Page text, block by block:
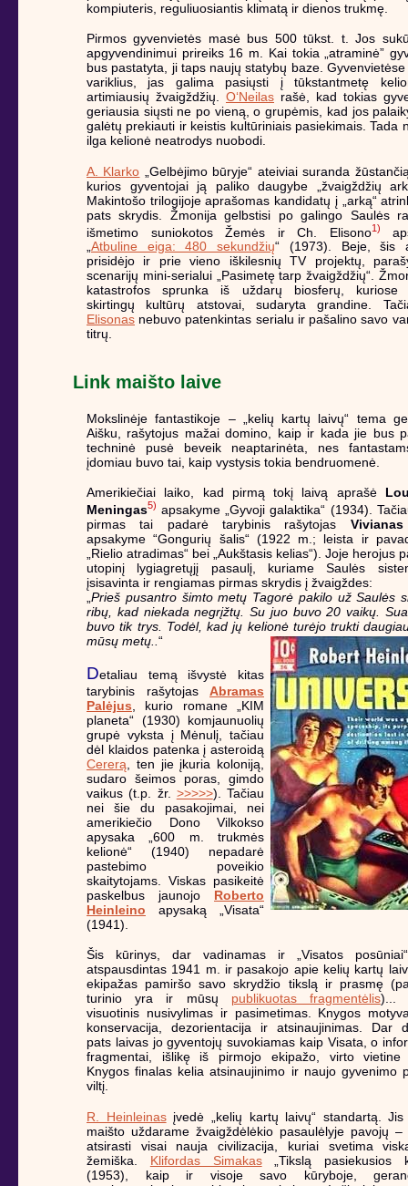
kompiuteris, reguliuosiantis klimatą ir dienos trukmę.
Pirmos gyvenvietės masė bus 500 tūkst. t. Jos
apgyvendinimui prireiks 16 m. Kai tokia „atraminė”
bus pastatyta, ji taps naujų statybų baze.
variklius, jas galima pasiųsti į tūkstantmetę
artimiausių žvaigždžių. O‘Neilas rašė, kad tokias
geriausia siųsti ne po vieną, o grupėmis, kad jos
galėtų prekiauti ir keistis kultūriniais pasiekimais. Tada
ilga kelionė neatrodys nuobodi.
A. Klarko „Gelbėjimo būryje“ ateiviai suranda
kurios gyventojai ją paliko daugybe „žvaigždžių
Makintošo trilogijoje aprašomas kandidatų į „arką“
pats skrydis. Žmonija gelbstisi po galingo Saulės
išmetimo suniokotos Žemės ir Ch. Elisono1)
„Atbuline eiga: 480 sekundžių“ (1973). Beje, šis
prisidėjo ir prie vieno iškilesnių TV projektų,
scenarijų mini-serialui „Pasimetę tarp žvaigždžių“.
katastrofos sprunka iš uždarų biosferų, kuriose
skirtingų kultūrų atstovai, sudaryta grandine.
Elisonas nebuvo patenkintas serialu ir pašalino savo
titrų.
Link maišto laive
Mokslinėje fantastikoje – „kelių kartų laivų“ tema
Aišku, rašytojus mažai domino, kaip ir kada jie bus
techninė pusė beveik neaptarinėta, nes
įdomiau buvo tai, kaip vystysis tokia bendruomenė.
Amerikiečiai laiko, kad pirmą tokį laivą aprašė
Meningas5) apsakyme „Gyvoji galaktika“ (1934).
pirmas tai padarė tarybinis rašytojas
apsakyme “Gongurių šalis“ (1922 m.; leista ir
„Rielio atradimas“ bei „Aukštasis kelias“). Joje herojus
utopinį lygiagretųjį pasaulį, kuriame Saulės
įsisavinta ir rengiamas pirmas skrydis į žvaigždes:
Prieš pusantro šimto metų Tagorė pakilo už Saulės
ribų, kad niekada negrįžtų. Su juo buvo 20 vaikų.
buvo tik trys. Todėl, kad jų kelionė turėjo trukti
mūsų metų.. “
Detaliau temą išvystė kitas
tarybinis rašytojas Abramas
Palėjus , kurio romane „KIM
planeta“ (1930) komjaunuolių
grupė vyksta į Mėnulį, tačiau
dėl klaidos patenka į asteroidą
Cererą , ten jie įkuria koloniją,
sudaro šeimos poras, gimdo
vaikus (t.p. žr. >>>>>). Tačiau
nei šie du pasakojimai, nei
amerikiečio Dono Vilkokso
apysaka „600 m. trukmės
kelionė“ (1940) nepadarė
pastebimo poveikio
skaitytojams. Viskas pasikeitė
paskelbus jaunojo Roberto
Heinleino apysaką „Visata“
(1941).
Šis kūrinys, dar vadinamas ir „Visatos
atspausdintas 1941 m. ir pasakojo apie kelių kartų
ekipažas pamiršo savo skrydžio tikslą ir prasmę
turinio yra ir mūsų publikuotas fragmentėlis)...
visuotinis nusivylimas ir pasimetimas. Knygos
konservacija, dezorientacija ir atsinaujinimas. Dar
pats laivas jo gyventojų suvokiamas kaip Visata, o
fragmentai, išlikę iš pirmojo ekipažo, virto vietine
Knygos finalas kelia atsinaujinimo ir naujo gyvenimo
viltį.
R. Heinleinasįvedė „kelių kartų laivų“ standartą. Jis
maišto uždarame žvaigždėlėkio pasaulėlyje pavojų
atsirasti visai nauja civilizacija, kuriai svetima
žemiška. Klifordas Simakas„Tikslą pasiekusios
(1953), kaip ir visoje savo kūryboje,